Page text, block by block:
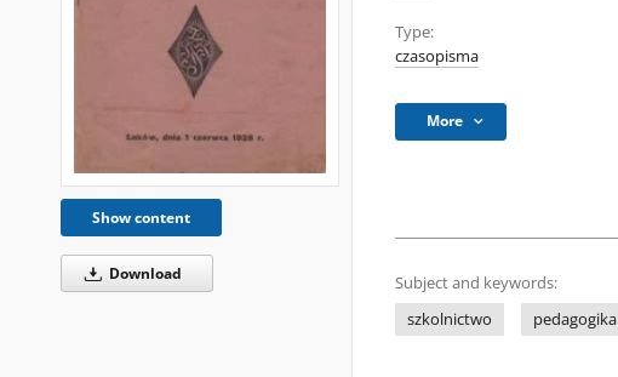
Show content
Download
Type:
czasopisma
More
Subject and keywords:
szkolnictwo
pedagogika